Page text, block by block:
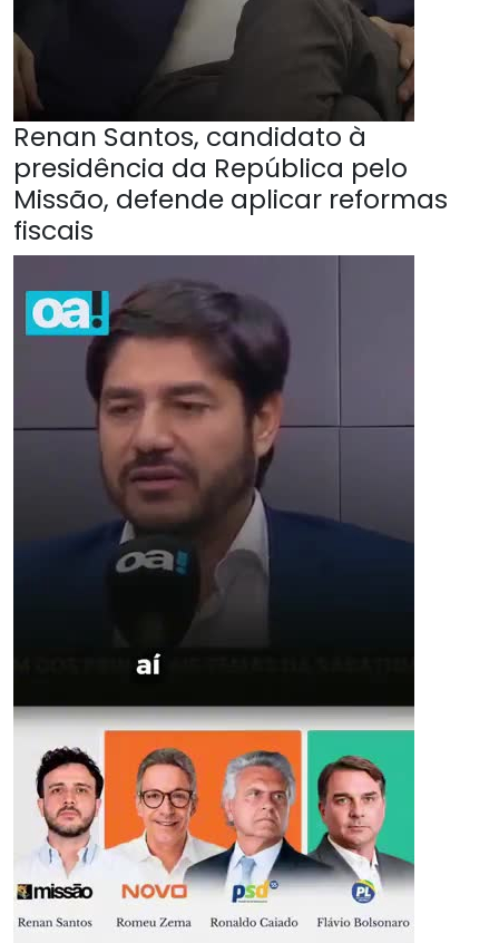
Renan Santos, candidato à
presidência da República pelo
Missão, defende aplicar reformas
fiscais